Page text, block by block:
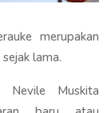
merupakan
lama.
Nevile Muskita